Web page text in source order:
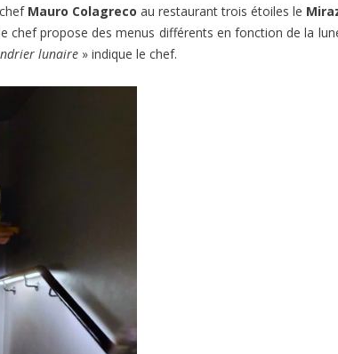
Mauro Colagreco au restaurant trois étoiles le
chef propose des menus différents en fonction de la
lunaire » indique le chef.